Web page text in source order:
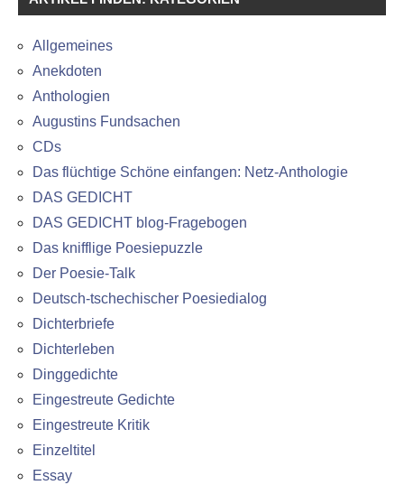
Allgemeines
Anekdoten
Anthologien
Augustins Fundsachen
CDs
Das flüchtige Schöne einfangen: Netz-Anthologie
DAS GEDICHT
DAS GEDICHT blog-Fragebogen
Das knifflige Poesiepuzzle
Der Poesie-Talk
Deutsch-tschechischer Poesiedialog
Dichterbriefe
Dichterleben
Dinggedichte
Eingestreute Gedichte
Eingestreute Kritik
Einzeltitel
Essay